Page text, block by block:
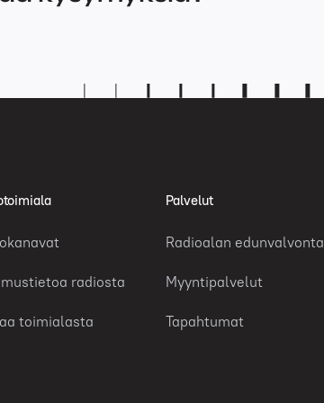
radiosta
toimialasta
Palvelut
Radioalan edunvalvonta
Myyntipalvelut
Tapahtumat